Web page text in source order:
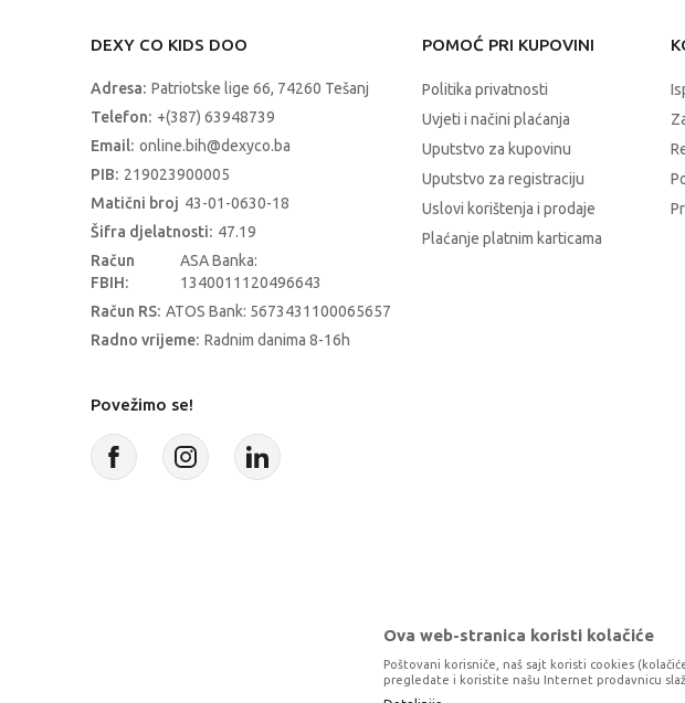
DEXY CO KIDS DOO
Adresa: Patriotske lige 66, 74260 Tešanj
Telefon: +(387) 63948739
Email: online.bih@dexyco.ba
PIB: 219023900005
Matični broj 43-01-0630-18
Šifra djelatnosti: 47.19
Račun
FBIH:
ASA Banka:
1340011120496643
Račun RS: ATOS Bank: 5673431100065657
Radno vrijeme: Radnim danima 8-16h
POMOĆ PRI KUPOVINI
Politika privatnosti
Uvjeti i načini plaćanja
Uputstvo za kupovinu
Uputstvo za registraciju
Uslovi korištenja i prodaje
Plaćanje platnim karticama
Povežimo se!
Ova web-stranica koristi kolačiće
Poštovani korisniče, naš sajt koristi cookies
pregledate i koristite našu Internet prodavnicu